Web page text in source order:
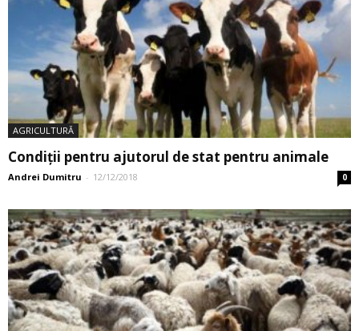
AGRICULTURĂ
Condiții pentru ajutorul de stat pentru animale
Andrei Dumitru - 12/12/2018 0